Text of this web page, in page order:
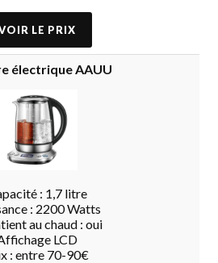
électrique AAUU
: 1,7 litre
: 2200 Watts
au chaud : oui
LCD
: entre 70-90€